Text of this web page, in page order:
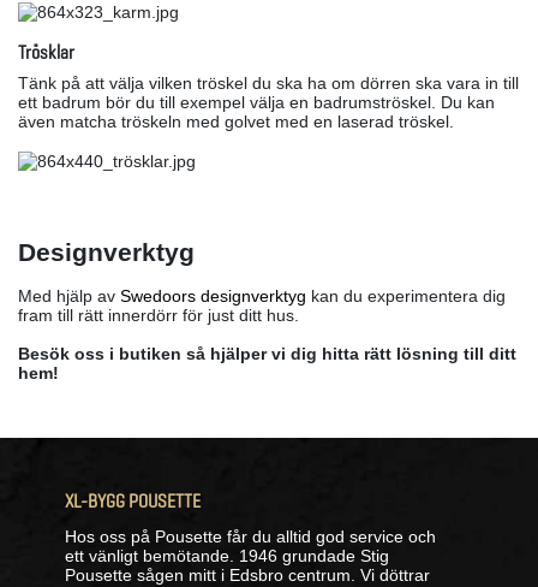
Trösklar
Tänk på att välja vilken tröskel du ska ha om dörren ska vara in till
ett badrum bör du till exempel välja en badrumströskel. Du kan
även matcha tröskeln med golvet med en laserad tröskel.
Designverktyg
Med hjälp av Swedoors designverktyg kan du experimentera dig
fram till rätt innerdörr för just ditt hus.
Besök oss i butiken så hjälper vi dig hitta rätt lösning till ditt
hem!
XL-BYGG POUSETTE
Hos oss på Pousette får du alltid god service och
ett vänligt bemötande. 1946 grundade Stig
Pousette sågen mitt i Edsbro centrum. Vi döttrar